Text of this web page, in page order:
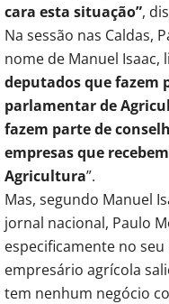
cara esta situação”,
Na sessão nas Caldas,
nome de Manuel
deputados que fazem
parlamentar de
fazem parte de
empresas que
Agricultura”.
Mas, segundo Manuel
jornal nacional, Paulo
especificamente no
empresário agrícola
tem nenhum negócio